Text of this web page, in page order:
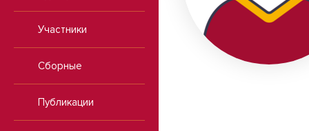
Участники
Сборные
Публикации